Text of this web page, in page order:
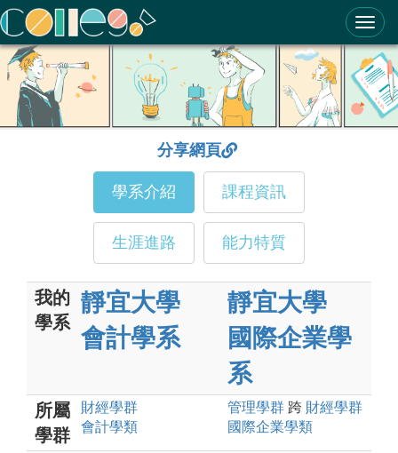
ColleGo! 大學選才與高中育才輔助系統
分享網頁
學系介紹 課程資訊
生涯進路 能力特質
我的
學系
靜宜大學
會計學系
靜宜大學
國際企業學
系
所屬
學群
財經學群
會計學類
管理學群 跨 財經學群
國際企業學類